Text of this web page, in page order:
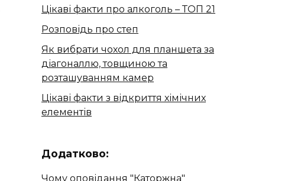
Цікаві факти про алкоголь – ТОП 21
Розповідь про степ
Як вибрати чохол для планшета за
діагоналлю, товщиною та
розташуванням камер
Цікаві факти з відкриття хімічних
елементів
Додатково:
Чому оповідання "Каторжна"